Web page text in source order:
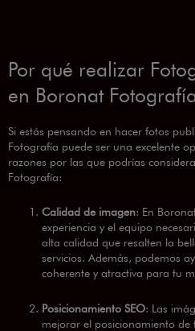
Por qué realizar
en Boronat
Si estás pensando en hacer fotos
Fotografía puede ser una excelente
razones por las que podrías
Fotografía:
Calidad de imagen: En
experiencia y el equipo
alta calidad que resalten la
servicios. Además, podemos
coherente y atractiva para tu
Posicionamiento SEO: Las
mejorar el posicionamiento